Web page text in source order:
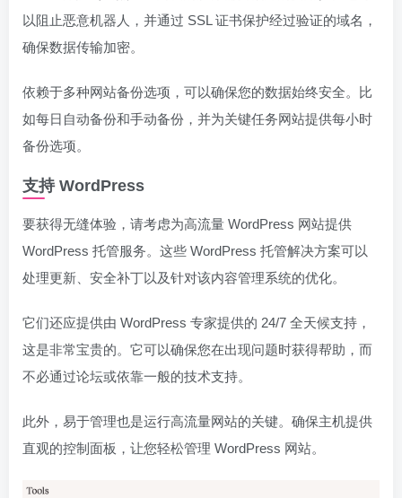
以阻止恶意机器人，并通过 SSL 证书保护经过验证的域名，
确保数据传输加密。
依赖于多种网站备份选项，可以确保您的数据始终安全。比
如每日自动备份和手动备份，并为关键任务网站提供每小时
备份选项。
支持 WordPress
要获得无缝体验，请考虑为高流量 WordPress 网站提供
WordPress 托管服务。这些 WordPress 托管解决方案可以
处理更新、安全补丁以及针对该内容管理系统的优化。
它们还应提供由 WordPress 专家提供的 24/7 全天候支持，
这是非常宝贵的。它可以确保您在出现问题时获得帮助，而
不必通过论坛或依靠一般的技术支持。
此外，易于管理也是运行高流量网站的关键。确保主机提供
直观的控制面板，让您轻松管理 WordPress 网站。